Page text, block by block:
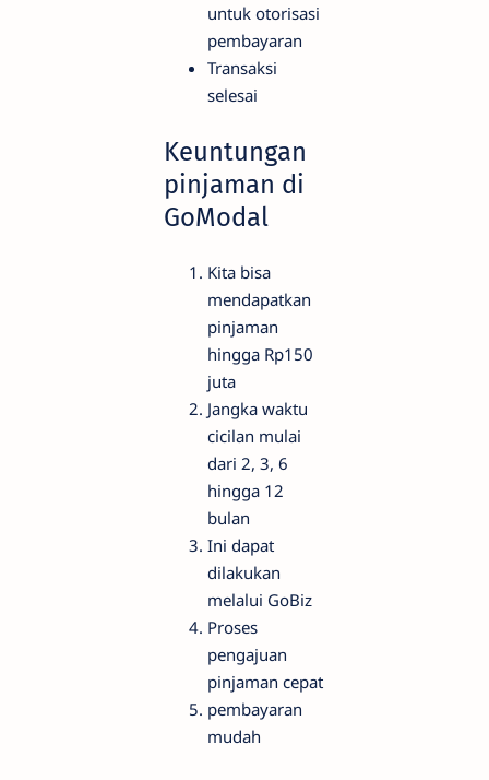
untuk otorisasi
pembayaran
Transaksi
selesai
Keuntungan
pinjaman di
GoModal
Kita bisa
mendapatkan
pinjaman
hingga Rp150
juta
Jangka waktu
cicilan mulai
dari 2, 3, 6
hingga 12
bulan
Ini dapat
dilakukan
melalui GoBiz
Proses
pengajuan
pinjaman cepat
pembayaran
mudah